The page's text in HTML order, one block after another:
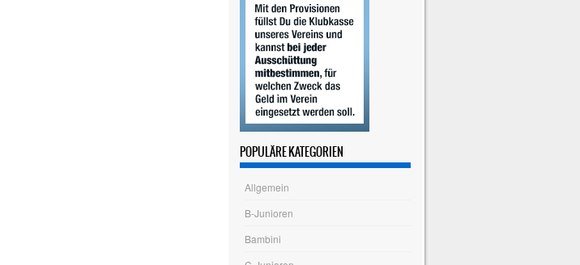
POPULÄRE KATEGORIEN
Allgemein
B-Junioren
Bambini